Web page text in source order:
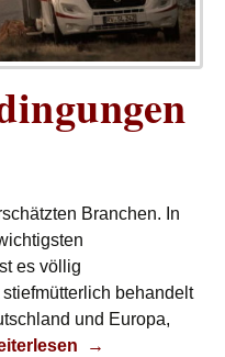
Branchen. In
es völlig
behandelt
und Europa,
Startbedingungen
→